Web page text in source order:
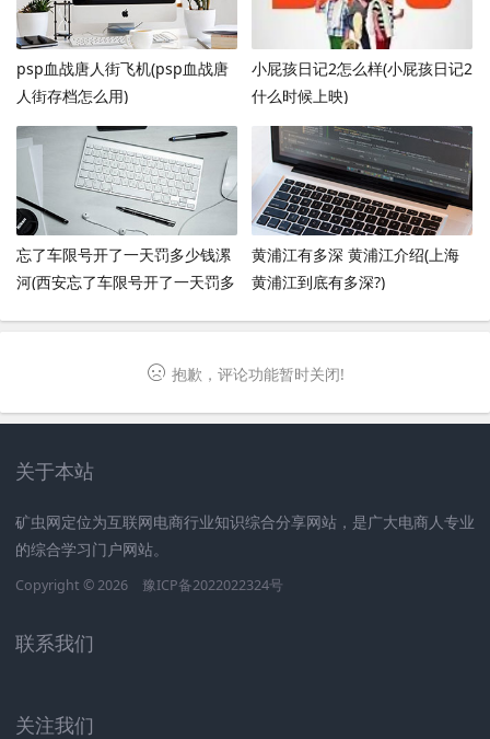
psp血战唐人街飞机(psp血战唐
人街存档怎么用)
小屁孩日记2怎么样(小屁孩日记2
什么时候上映)
忘了车限号开了一天罚多少钱漯
河(西安忘了车限号开了一天罚多
黄浦江有多深 黄浦江介绍(上海
黄浦江到底有多深?)
抱歉，评论功能暂时关闭!
关于本站
矿虫网定位为互联网电商行业知识综合分享网站，是广大电商人专业
的综合学习门户网站。
Copyright © 2026 豫ICP备2022022324号
联系我们
关注我们